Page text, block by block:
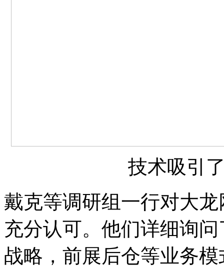
技术吸引
戴克等调研组一行对大
充分认可。他们详细询
战略，前展后仓等业务